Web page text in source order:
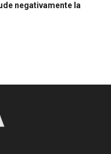
negativamente la